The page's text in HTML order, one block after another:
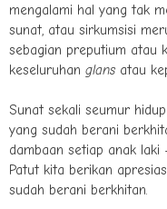
mengalami hal yang tak
sunat, atau sirkumsisi
sebagian preputium atau
keseluruhan glans atau
Sunat sekali seumur
yang sudah berani
dambaan setiap anak
Patut kita berikan
sudah berani berkhitan.